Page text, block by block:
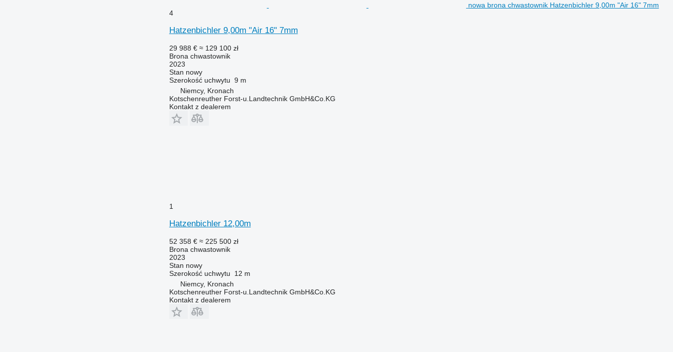
nowa brona chwastownik Hatzenbichler 9,00m "Air 16" 7mm
4
Hatzenbichler 9,00m "Air 16" 7mm
29 988 € ≈ 129 100 zł
Brona chwastownik
2023
Stan nowy
Szerokość uchwytu 9 m
Niemcy, Kronach
Kotschenreuther Forst-u.Landtechnik GmbH&Co.KG
Kontakt z dealerem
1
Hatzenbichler 12,00m
52 358 € ≈ 225 500 zł
Brona chwastownik
2023
Stan nowy
Szerokość uchwytu
12 m
Niemcy, Kronach
Kotschenreuther Forst-u.Landtechnik GmbH&Co.KG
Kontakt z dealerem